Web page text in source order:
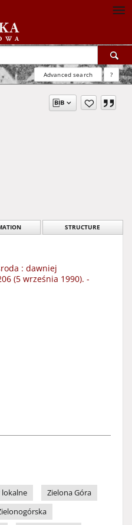
Advanced search ?
STRUCTURE
: dawniej
(5 września 1990). -
lokalne
Zielona Góra